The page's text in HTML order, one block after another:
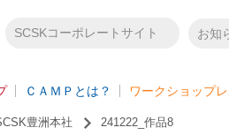
SCSKコーポレートサイト お知
ＣＡＭＰとは？ ワークショップ
豊洲本社 241222_作品8